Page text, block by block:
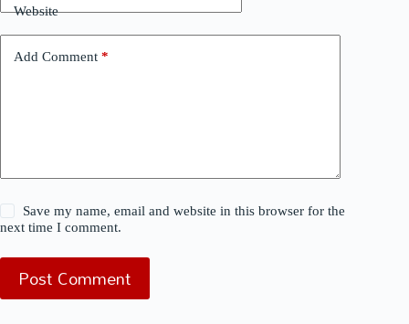
Website
Add Comment *
Save my name, email and website in this browser for the
next time I comment.
Post Comment